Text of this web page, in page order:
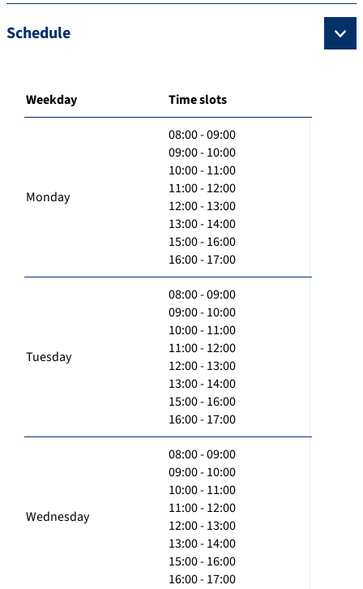
Schedule
Weekday Time slots
Monday
08:00 - 09:00
09:00 - 10:00
10:00 - 11:00
11:00 - 12:00
12:00 - 13:00
13:00 - 14:00
15:00 - 16:00
16:00 - 17:00
Tuesday
08:00 - 09:00
09:00 - 10:00
10:00 - 11:00
11:00 - 12:00
12:00 - 13:00
13:00 - 14:00
15:00 - 16:00
16:00 - 17:00
Wednesday
08:00 - 09:00
09:00 - 10:00
10:00 - 11:00
11:00 - 12:00
12:00 - 13:00
13:00 - 14:00
15:00 - 16:00
16:00 - 17:00